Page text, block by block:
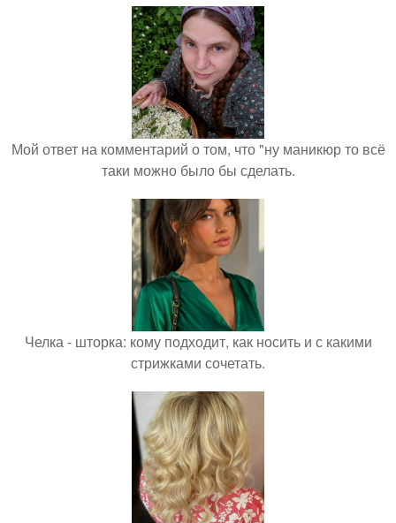
Мой ответ на комментарий о том, что "ну маникюр то всё
таки можно было бы сделать.
Челка - шторка: кому подходит, как носить и с какими
стрижками сочетать.